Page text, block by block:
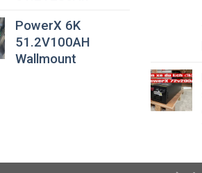
PowerX 6K
51.2V100AH
Wallmount